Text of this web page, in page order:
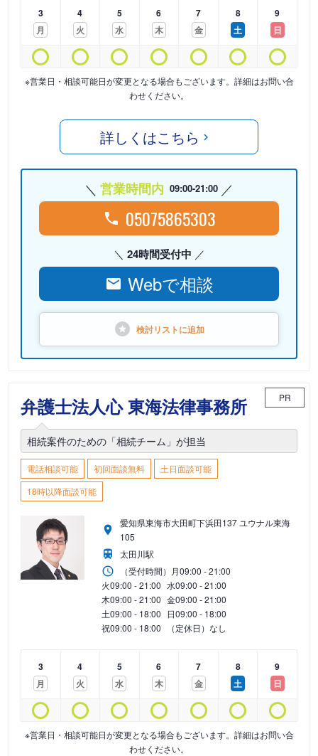
3
月
4
火
5
水
6
木
7
金
8
土
9
日
※営業日・相談可能日が変更となる場合もございます。詳細はお問い合
わせください。
詳しくはこちら
営業時間内 09:00-21:00
05075865303
24時間受付中
Webで相談
検討リストに追加
弁護士法人心 東海法律事務所 PR
相続案件のための「相続チーム」が担当
電話相談可能 初回面談無料
土日面談可能
18時以降面談可能
愛知県東海市大田町下浜田137 ユウナル東海
105
太田川駅
（受付時間） 月09:00 - 21:00
火09:00 - 21:00 水09:00 - 21:00
木09:00 - 21:00 金09:00 - 21:00
土09:00 - 18:00 日09:00 - 18:00
祝09:00 - 18:00 （定休日）なし
3
月
4
火
5
水
6
木
7
金
8
土
9
日
※営業日・相談可能日が変更となる場合もございます。詳細はお問い合
わせください。